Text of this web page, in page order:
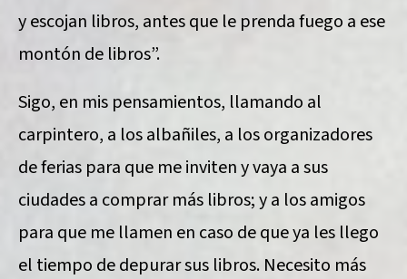
y escojan libros, antes que le prenda fuego a ese
montón de libros”.
Sigo, en mis pensamientos, llamando al
carpintero, a los albañiles, a los organizadores
de ferias para que me inviten y vaya a sus
ciudades a comprar más libros; y a los amigos
para que me llamen en caso de que ya les llego
el tiempo de depurar sus libros. Necesito más